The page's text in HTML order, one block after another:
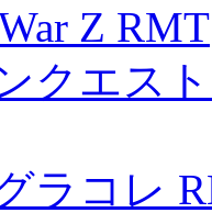
Z RMT
クエス
ラコレ